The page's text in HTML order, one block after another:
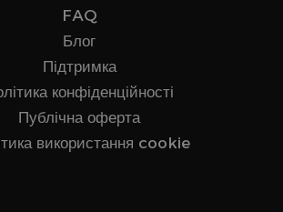
FAQ
Блог
Підтримка
конфіденційності
Публічна оферта
використання cookie